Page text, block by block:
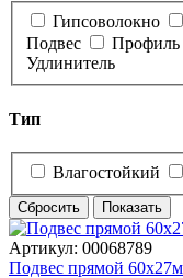
Гипсоволокно
Подвес
Профиль
Удлинитель
Тип
Влагостойкий
Сбросить Показать
Артикул: 00068789
Подвес прямой